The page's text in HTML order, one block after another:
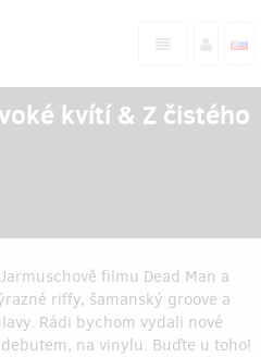
kvítí & Z čistého
filmu Dead Man a
riffy, šamanský groove a
Rádi bychom vydali nové
na vinylu. Buďte u toho!